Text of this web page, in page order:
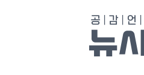
다"